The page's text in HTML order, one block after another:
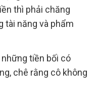
thì phải chăng
tài năng và phẩm
tiền bối có
chê rằng cô không